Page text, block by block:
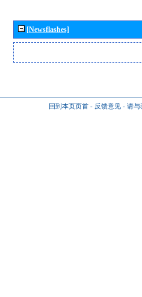
[Newsflashes]
回到本页页首 - 反馈意见 - 请与